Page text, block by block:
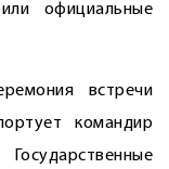
официальные
встречи
командир